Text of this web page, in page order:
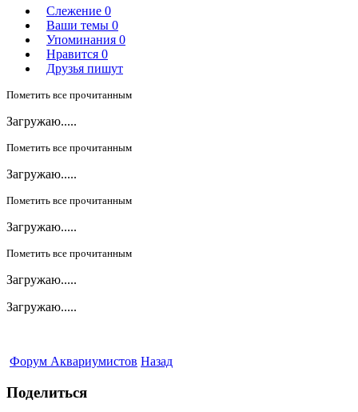
Слежение 0
Ваши темы 0
Упоминания 0
Нравится 0
Друзья пишут
Пометить все прочитанным
Загружаю.....
Пометить все прочитанным
Загружаю.....
Пометить все прочитанным
Загружаю.....
Пометить все прочитанным
Загружаю.....
Загружаю.....
Форум Аквариумистов Назад
Поделиться